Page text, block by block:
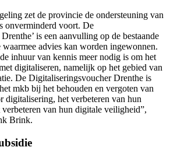
zet de provincie de ondersteuning van
onverminderd voort. De
is een aanvulling op de bestaande
advies kan worden ingewonnen.
inhuur van kennis meer nodig is om het
digitaliseren, namelijk op het gebied van
De Digitaliseringsvoucher Drenthe is
mkb bij het behouden en vergoten van
digitalisering, het verbeteren van hun
van hun digitale veiligheid”,
Brink.